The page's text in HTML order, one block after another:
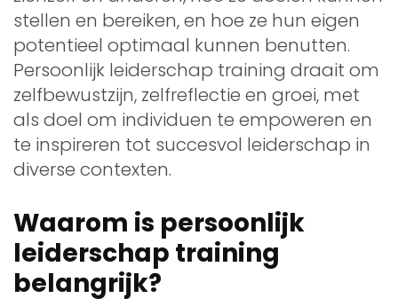
stellen en bereiken, en hoe ze hun eigen
potentieel optimaal kunnen benutten.
Persoonlijk leiderschap training draait om
zelfbewustzijn, zelfreflectie en groei, met
als doel om individuen te empoweren en
te inspireren tot succesvol leiderschap in
diverse contexten.
Waarom is persoonlijk
leiderschap training
belangrijk?